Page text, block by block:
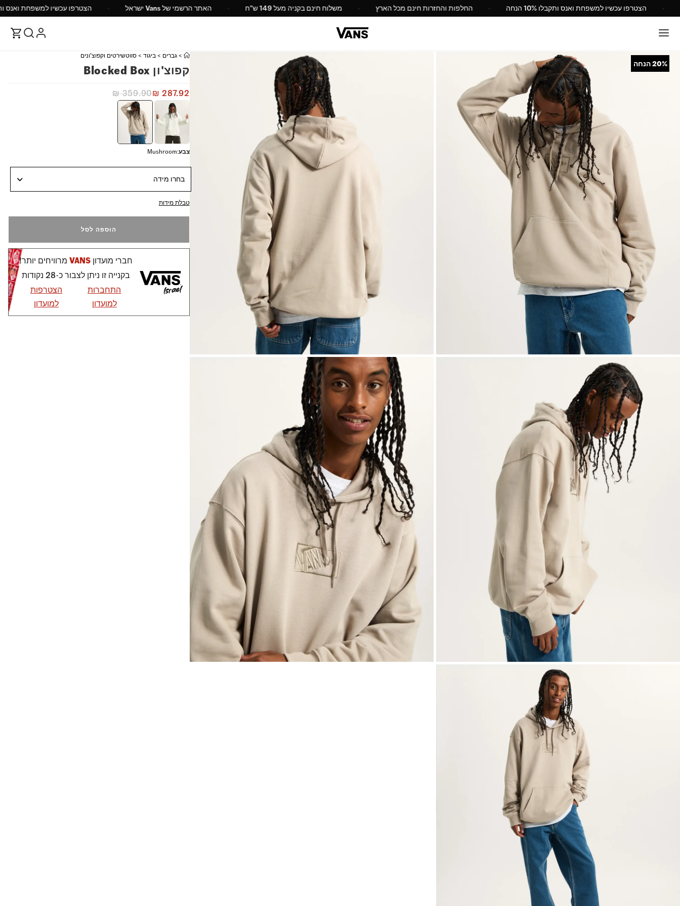
הצטרפו עכשיו למשפחת ואנס ותקבלו 10% הנחה החלפות והחזרות חינם מכל הארץ משלוח חינם בקניה מעל 149 ש"ח האתר הרשמי של Vans ישראל הצטרפו עכשיו
20%הנחה
>גברים >ביגוד >סווטשירטים וקפוצ'ונים
קפוצ'ון Blocked Box
₪359.90₪ 287.92
צבע:
Mushroom
בחרו מידה
טבלת מידות
הוספה לסל
חברי מועדוןVANS מרוויחים יותר!
בקנייה זו ניתן לצבור כ-28 נקודות
התחברות
למועדון
הצטרפות
למועדון